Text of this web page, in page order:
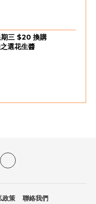
期三 $20 換購
選花生醬
政策
聯絡我們